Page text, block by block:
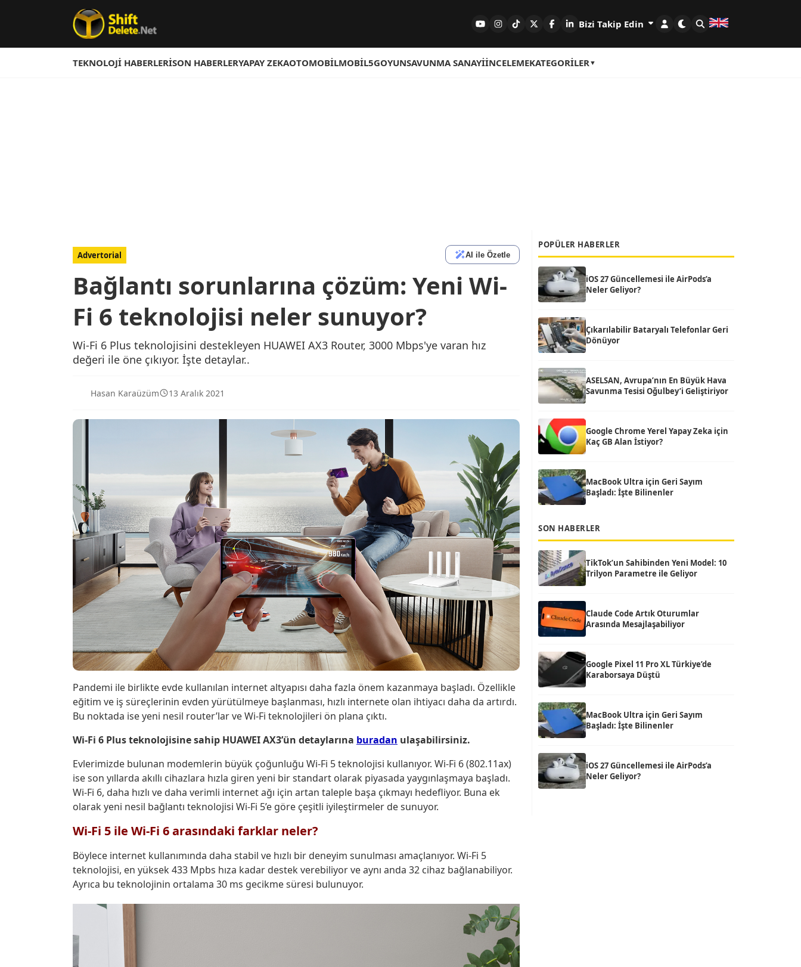
Bizi Takip Edin
TEKNOLOJI HABERLERISON HABERLERYAPAY ZEKAOTOMOBILMOBIL5GOYUNSAVUNMA SANAYIİNCELEMEKATEGORILER
Advertorial AI ile Özetle
Bağlantı sorunlarına çözüm: Yeni Wi-
Fi 6 teknolojisi neler sunuyor?
Wi-Fi 6 Plus teknolojisini destekleyen HUAWEI AX3 Router, 3000 Mbps'ye varan hız
değeri ile öne çıkıyor. İşte detaylar..
Hasan Karaüzüm 13 Aralık 2021
Pandemi ile birlikte evde kullanılan internet altyapısı daha fazla önem kazanmaya başladı. Özellikle
eğitim ve iş süreçlerinin evden yürütülmeye başlanması, hızlı internete olan ihtiyacı daha da artırdı.
Bu noktada ise yeni nesil router’lar ve Wi-Fi teknolojileri ön plana çıktı.
Wi-Fi 6 Plus teknolojisine sahip HUAWEI AX3’ün detaylarına buradan ulaşabilirsiniz.
Evlerimizde bulunan modemlerin büyük çoğunluğu Wi-Fi 5 teknolojisi kullanıyor. Wi-Fi 6 (802.11ax)
ise son yıllarda akıllı cihazlara hızla giren yeni bir standart olarak piyasada yaygınlaşmaya başladı.
Wi-Fi 6, daha hızlı ve daha verimli internet ağı için artan taleple başa çıkmayı hedefliyor. Buna ek
olarak yeni nesil bağlantı teknolojisi Wi-Fi 5’e göre çeşitli iyileştirmeler de sunuyor.
Wi-Fi 5 ile Wi-Fi 6 arasındaki farklar neler?
Böylece internet kullanımında daha stabil ve hızlı bir deneyim sunulması amaçlanıyor. Wi-Fi 5
teknolojisi, en yüksek 433 Mpbs hıza kadar destek verebiliyor ve aynı anda 32 cihaz bağlanabiliyor.
Ayrıca bu teknolojinin ortalama 30 ms gecikme süresi bulunuyor.
POPÜLER HABERLER
iOS 27 Güncellemesi ile AirPods’a
Neler Geliyor?
Çıkarılabilir Bataryalı Telefonlar Geri
Dönüyor
ASELSAN, Avrupa’nın En Büyük Hava
Savunma Tesisi Oğulbey’i Geliştiriyor
Google Chrome Yerel Yapay Zeka için
Kaç GB Alan İstiyor?
MacBook Ultra için Geri Sayım
Başladı: İşte Bilinenler
SON HABERLER
TikTok’un Sahibinden Yeni Model: 10
Trilyon Parametre ile Geliyor
Claude Code Artık Oturumlar
Arasında Mesajlaşabiliyor
Google Pixel 11 Pro XL Türkiye’de
Karaborsaya Düştü
MacBook Ultra için Geri Sayım
Başladı: İşte Bilinenler
iOS 27 Güncellemesi ile AirPods’a
Neler Geliyor?